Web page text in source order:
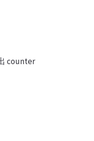
counter